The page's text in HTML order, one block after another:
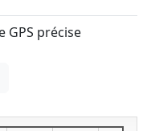
GPS précise